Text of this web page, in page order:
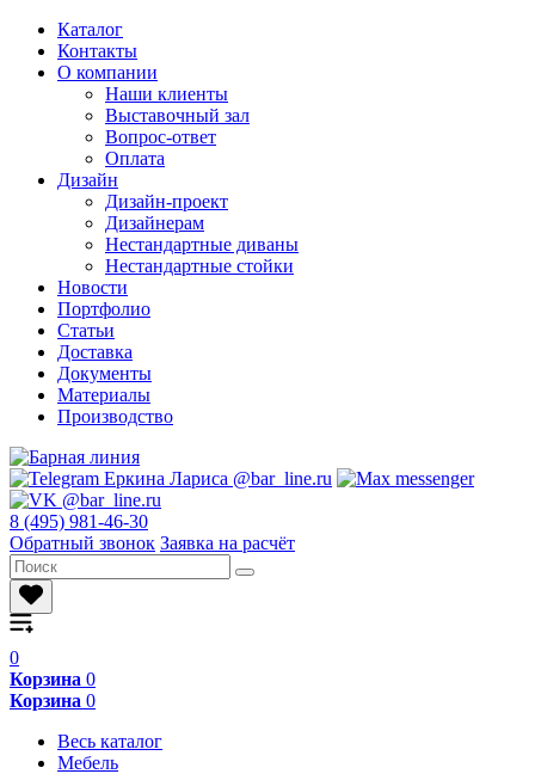
Каталог
Контакты
О компании
Наши клиенты
Выставочный зал
Вопрос-ответ
Оплата
Дизайн
Дизайн-проект
Дизайнерам
Нестандартные диваны
Нестандартные стойки
Новости
Портфолио
Статьи
Доставка
Документы
Материалы
Производство
8 (495) 981-46-30
Обратный звонок Заявка на расчёт
0
Корзина 0
Корзина 0
Весь каталог
Мебель